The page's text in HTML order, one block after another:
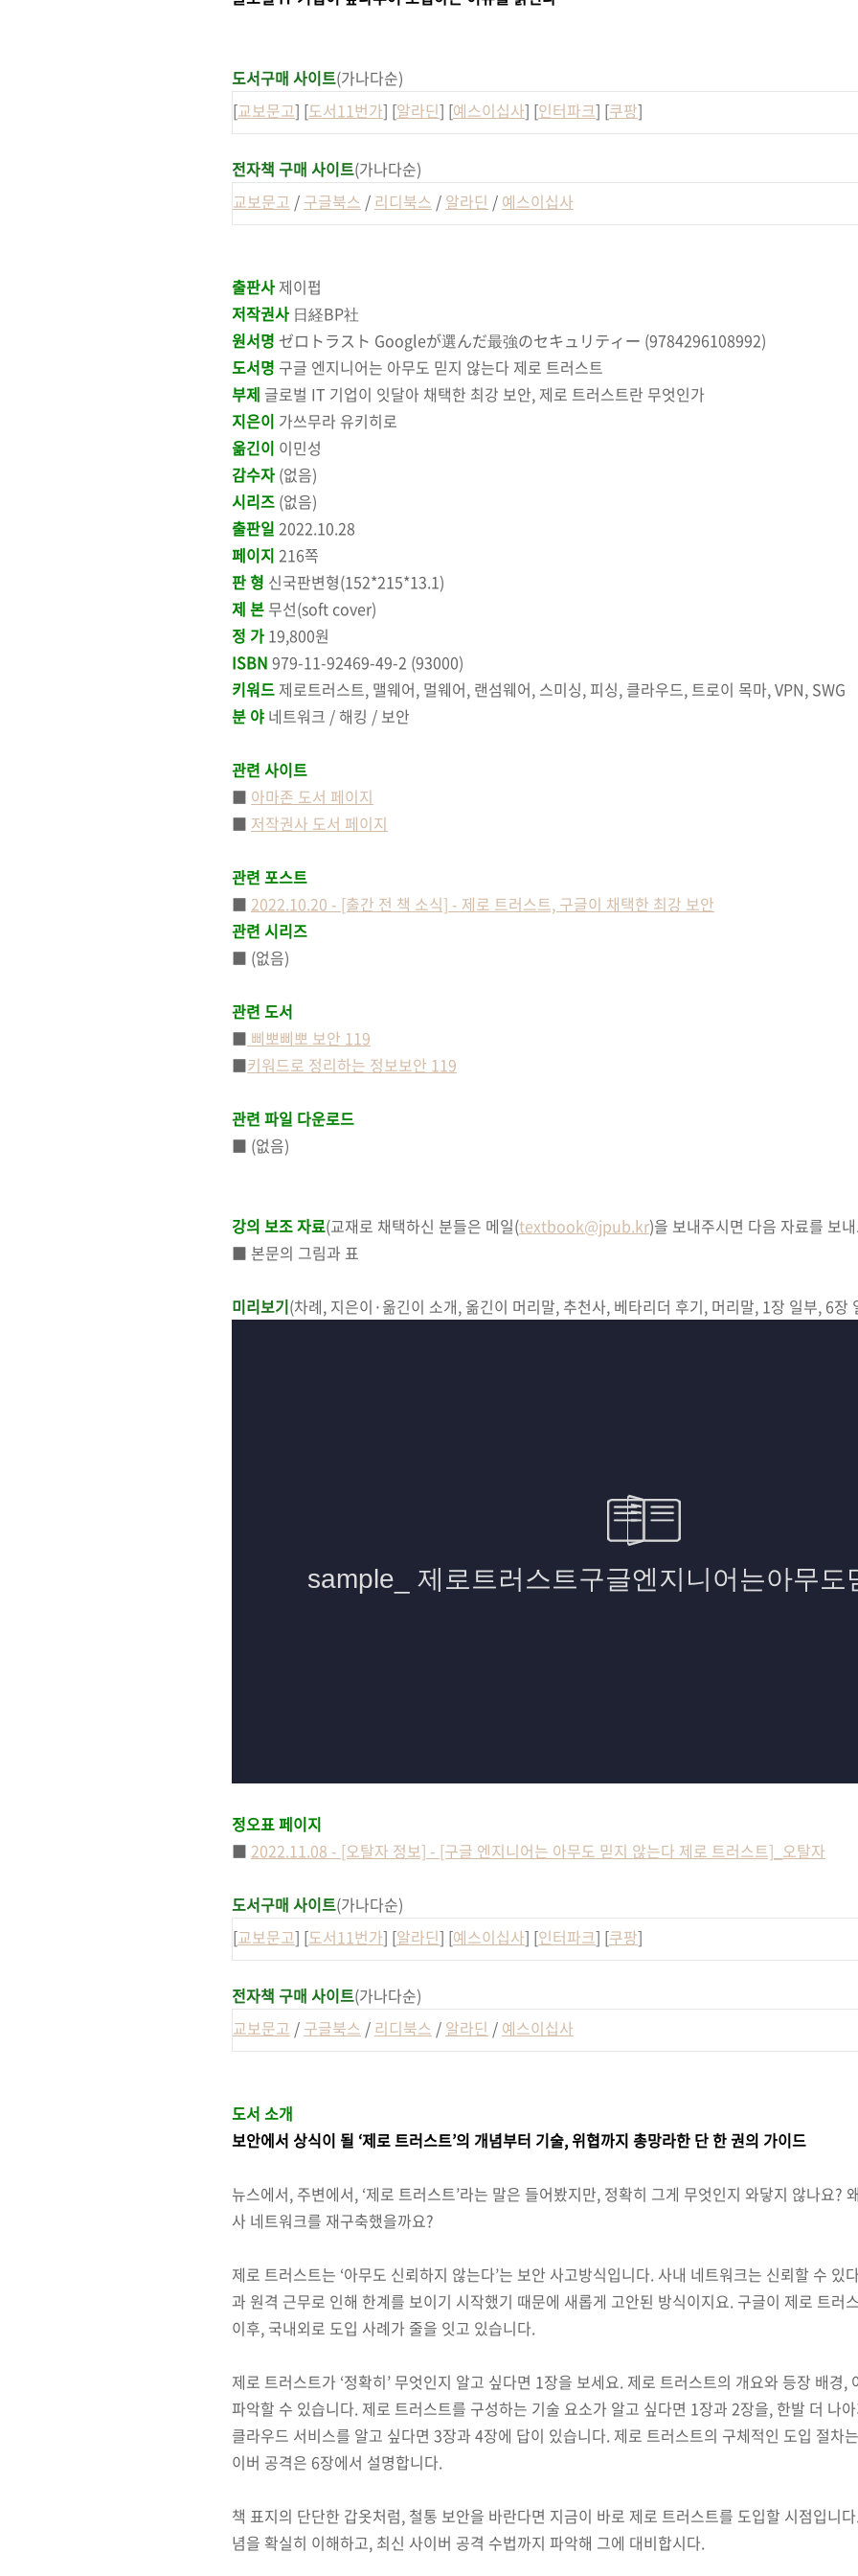
도서구매 사이트(가나다순)
[교보문고] [도서11번가] [알라딘] [예스이십사] [인터파크] [쿠팡]
전자책 구매 사이트(가나다순)
교보문고 / 구글북스 / 리디북스 / 알라딘 / 예스이십사
출판사 제이펍
저작권사 日経BP社
원서명 ゼロトラスト Googleが選んだ最強のセキュリティー (9784296108992)
도서명 구글 엔지니어는 아무도 믿지 않는다 제로 트러스트
부제 글로벌 IT 기업이 잇달아 채택한 최강 보안, 제로 트러스트란 무엇인가
지은이 가쓰무라 유키히로
옮긴이 이민성
감수자 (없음)
시리즈 (없음)
출판일 2022.10.28
페이지 216쪽
판 형 신국판변형(152*215*13.1)
제 본 무선(soft cover)
정 가 19,800원
ISBN 979-11-92469-49-2 (93000)
키워드 제로트러스트, 맬웨어, 멀웨어, 랜섬웨어, 스미싱, 피싱, 클라우드, 트로이 목마, VPN, SWG
분 야 네트워크 / 해킹 / 보안
관련 사이트
■ 아마존 도서 페이지
■ 저작권사 도서 페이지
관련 포스트
■ 2022.10.20 - [출간 전 책 소식] - 제로 트러스트, 구글이 채택한 최강 보안
관련 시리즈
■ (없음)
관련 도서
■ 삐뽀삐뽀 보안 119
■키워드로 정리하는 정보보안 119
관련 파일 다운로드
■ (없음)
강의 보조 자료(교재로 채택하신 분들은 메일(textbook@jpub.kr)을 보내주시면 다음 자료를 보
■ 본문의 그림과 표
미리보기(차례, 지은이·옮긴이 소개, 옮긴이 머리말, 추천사, 베타리더 후기, 머리말, 1장 일부, 6장
정오표 페이지
■ 2022.11.08 - [오탈자 정보] - [구글 엔지니어는 아무도 믿지 않는다 제로 트러스트]_오탈자
도서구매 사이트(가나다순)
[교보문고] [도서11번가] [알라딘] [예스이십사] [인터파크] [쿠팡]
전자책 구매 사이트(가나다순)
교보문고 / 구글북스 / 리디북스 / 알라딘 / 예스이십사
도서 소개
보안에서 상식이 될 ‘제로 트러스트’의 개념부터 기술, 위협까지 총망라한 단 한 권의 가이드
뉴스에서, 주변에서, ‘제로 트러스트’라는 말은 들어봤지만, 정확히 그게 무엇인지 와닿지 않나요?
사 네트워크를 재구축했을까요?
제로 트러스트는 ‘아무도 신뢰하지 않는다’는 보안 사고방식입니다. 사내 네트워크는 신뢰할 수 있
과 원격 근무로 인해 한계를 보이기 시작했기 때문에 새롭게 고안된 방식이지요. 구글이 제로 트러
이후, 국내외로 도입 사례가 줄을 잇고 있습니다.
제로 트러스트가 ‘정확히’ 무엇인지 알고 싶다면 1장을 보세요. 제로 트러스트의 개요와 등장 배경,
파악할 수 있습니다. 제로 트러스트를 구성하는 기술 요소가 알고 싶다면 1장과 2장을, 한발 더 나
클라우드 서비스를 알고 싶다면 3장과 4장에 답이 있습니다. 제로 트러스트의 구체적인 도입 절차
이버 공격은 6장에서 설명합니다.
책 표지의 단단한 갑옷처럼, 철통 보안을 바란다면 지금이 바로 제로 트러스트를 도입할 시점입니
념을 확실히 이해하고, 최신 사이버 공격 수법까지 파악해 그에 대비합시다.